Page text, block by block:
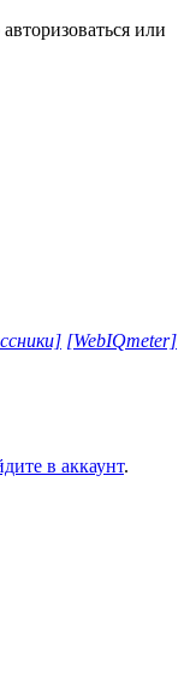
или
[WebIQmeter]
в аккаунт.